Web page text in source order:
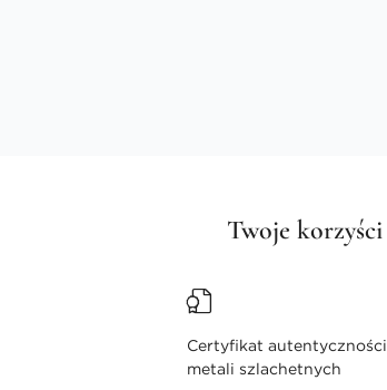
Twoje korzyści
Certyfikat autentyczności
metali szlachetnych